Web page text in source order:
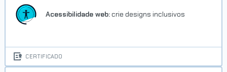
Acessibilidade web: crie designs inclusivos
CERTIFICADO